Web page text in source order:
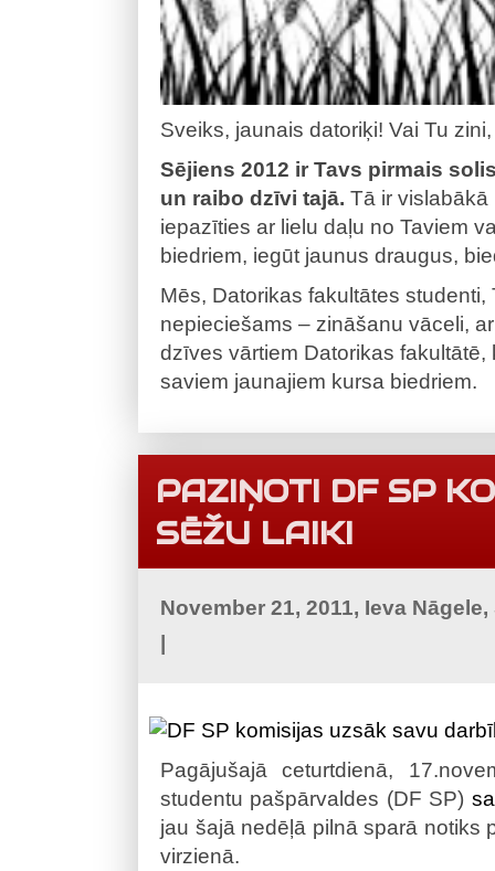
Sveiks, jaunais datoriķi! Vai Tu
Sējiens 2012 ir Tavs pirmais
un raibo dzīvi tajā. Tā ir vislabākā
iepazīties ar lielu daļu no Taviem
biedriem, iegūt jaunus draugus,
Mēs, Datorikas fakultātes studenti,
nepieciešams – zināšanu vāceli,
dzīves vārtiem Datorikas
saviem jaunajiem kursa biedriem.
PAZIŅOTI DF SP
SĒŽU LAIKI
November 21, 2011, Ieva
Pagājušajā ceturtdienā,
studentu pašpārvaldes (DF SP)
jau šajā nedēļā pilnā sparā notiks
virzienā.